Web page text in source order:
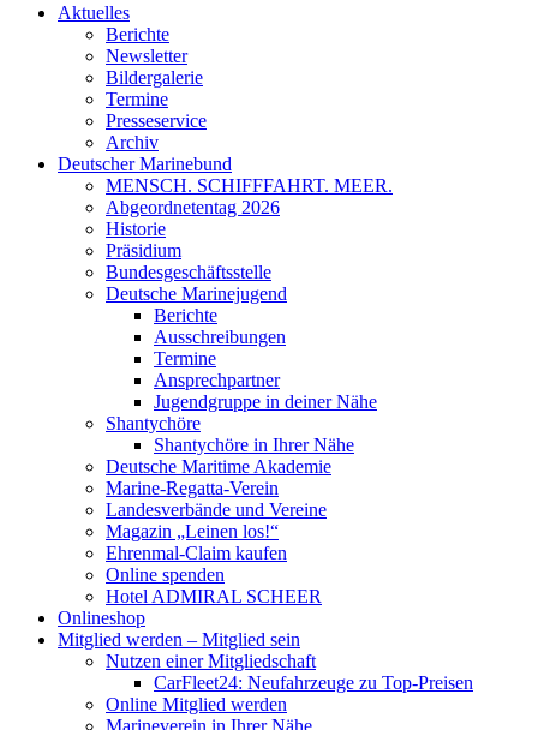
Aktuelles
Berichte
Newsletter
Bildergalerie
Termine
Presseservice
Archiv
Deutscher Marinebund
MENSCH. SCHIFFFAHRT. MEER.
Abgeordnetentag 2026
Historie
Präsidium
Bundesgeschäftsstelle
Deutsche Marinejugend
Berichte
Ausschreibungen
Termine
Ansprechpartner
Jugendgruppe in deiner Nähe
Shantychöre
Shantychöre in Ihrer Nähe
Deutsche Maritime Akademie
Marine-Regatta-Verein
Landesverbände und Vereine
Magazin „Leinen los!“
Ehrenmal-Claim kaufen
Online spenden
Hotel ADMIRAL SCHEER
Onlineshop
Mitglied werden – Mitglied sein
Nutzen einer Mitgliedschaft
CarFleet24: Neufahrzeuge zu Top-Preisen
Online Mitglied werden
Marineverein in Ihrer Nähe